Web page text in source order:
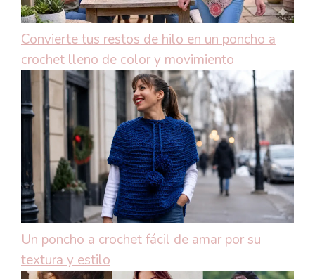
Convierte tus restos de hilo en un poncho a
crochet lleno de color y movimiento
Un poncho a crochet fácil de amar por su
textura y estilo